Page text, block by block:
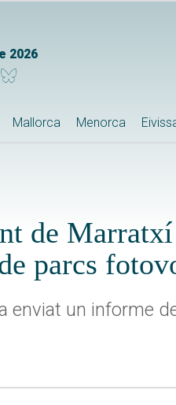
2026
Mallorca Menorca
de
parcs
enviat un informe